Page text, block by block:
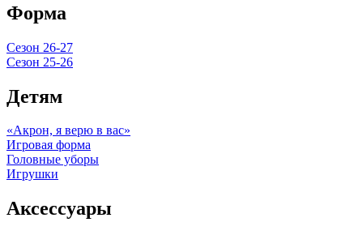
Форма
Сезон 26-27
Сезон 25-26
Детям
«Акрон, я верю в вас»
Игровая форма
Головные уборы
Игрушки
Аксессуары